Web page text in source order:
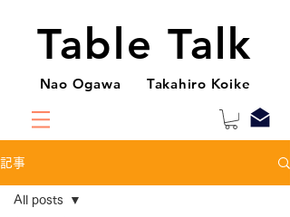
Table Talk
Nao Ogawa Takahiro Koike
記事
All posts